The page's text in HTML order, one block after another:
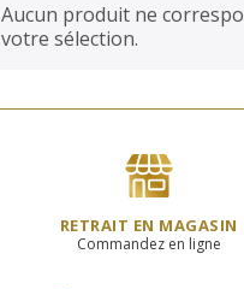
Aucun produit ne
votre sélection.
RETRAIT EN MAGASIN
Commandez en ligne